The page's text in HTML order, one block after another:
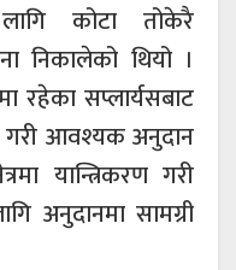
कोटा तोकेरै
निकालेको थियो ।
रहेका सप्लार्यसबाट
गरी आवश्यक अनुदान
यान्त्रिकरण गरी
अनुदानमा सामग्री